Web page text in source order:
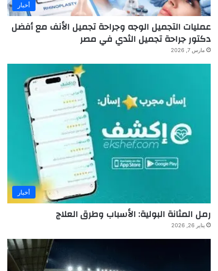
أخبار
عمليات التجميل الوجه وجراحة تجميل الأنف مع أفضل
دكتور جراحة تجميل الثدي في مصر
مارس 7, 2026
أخبار
رمل المثانة البولية: الأسباب وطرق العلاج
يناير 26, 2026